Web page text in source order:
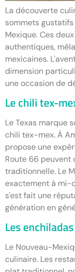
La découverte
sommets
Mexique. Ces
authentiques,
mexicaines.
dimension
une occasion de
Le chili tex-
Le Texas marque
chili tex-mex. À
propose une
Route 66
traditionnelle. Le
exactement à mi-
s'est fait une
génération en
Les
Le Nouveau-
culinaire. Les